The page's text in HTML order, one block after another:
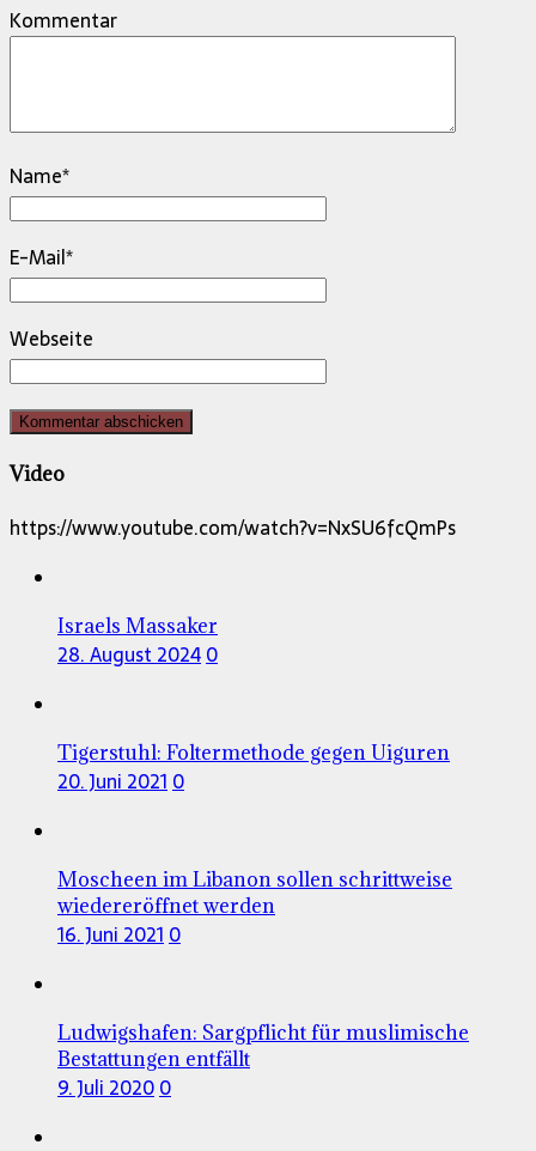
Kommentar
Name*
E-Mail*
Webseite
Video
https://www.youtube.com/watch?v=NxSU6fcQmPs
Israels Massaker
28. August 20240
Tigerstuhl: Foltermethode gegen Uiguren
20. Juni 2021 0
Moscheen im Libanon sollen schrittweise
wiedereröffnet werden
16. Juni 2021 0
Ludwigshafen: Sargpflicht für muslimische
Bestattungen entfällt
9. Juli 20200